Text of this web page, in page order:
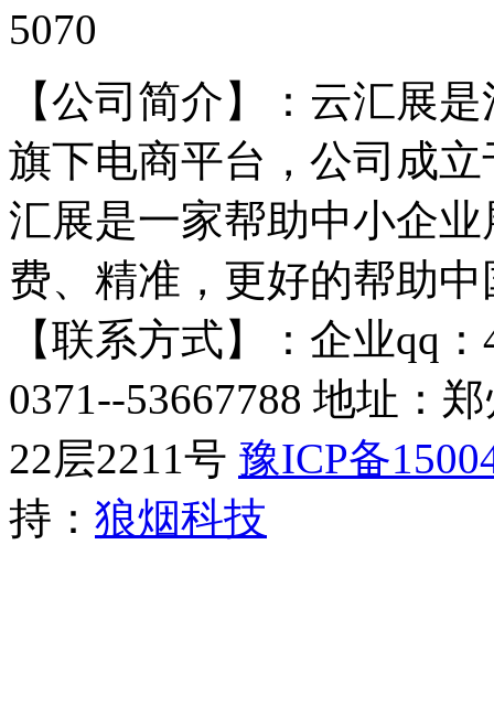
5070
【公司简介】：云汇展
旗下电商平台，公司成
汇展是一家帮助中小企
费、精准，更好的帮助
【联系方式】：企业qq
0371--53667788 地址：
22层2211号​ 豫ICP备
持： 狼烟科技